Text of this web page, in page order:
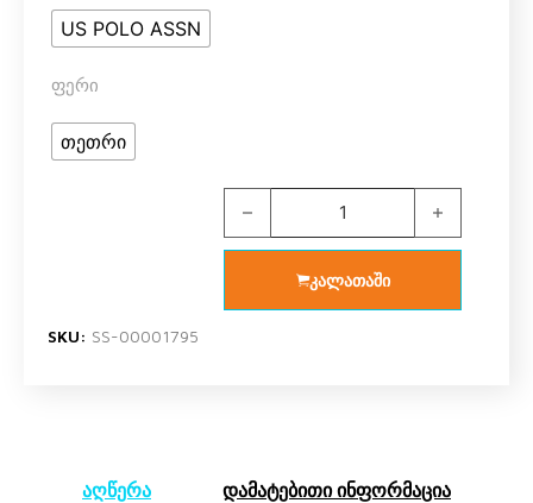
US POLO ASSN
ფერი
თეთრი
US POLO ASSN 1302 V2 ბიჭის
კალათაში
SKU: SS-00001795
აღწერა დამატებითი ინფორმაცია